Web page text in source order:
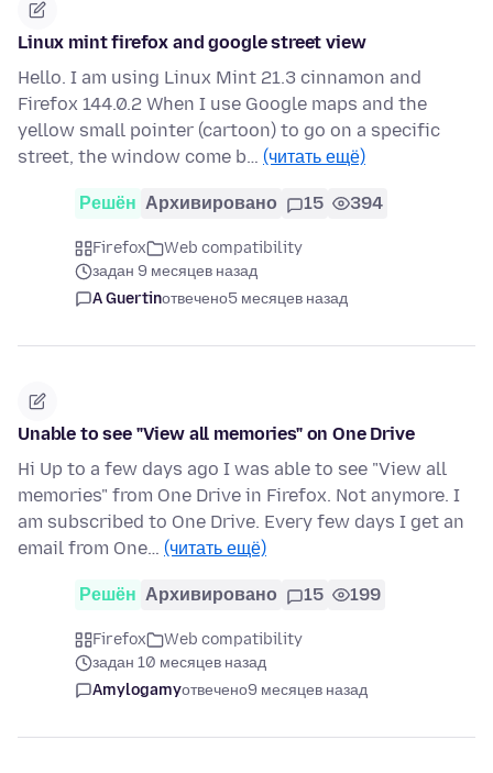
Linux mint firefox and google street view
Hello. I am using Linux Mint 21.3 cinnamon and
Firefox 144.0.2 When I use Google maps and the
yellow small pointer (cartoon) to go on a specific
street, the window come b… (читать ещё)
Решён Архивировано 15 394
Firefox
Web compatibility
задан 9 месяцев назад
A Guertinотвечено5 месяцев назад
Unable to see "View all memories" on One Drive
Hi Up to a few days ago I was able to see "View all
memories" from One Drive in Firefox. Not anymore. I
am subscribed to One Drive. Every few days I get an
email from One… (читать ещё)
Решён Архивировано 15 199
Firefox
Web compatibility
задан 10 месяцев назад
Amylogamyотвечено9 месяцев назад